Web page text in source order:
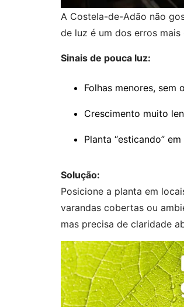
A Costela-de-Adão não
de luz é um dos erros
Sinais de pouca luz:
Folhas menores,
Crescimento muito
Planta “esticando”
Solução:
Posicione a planta em
varandas cobertas ou
mas precisa de claridade